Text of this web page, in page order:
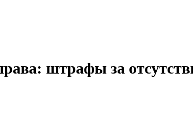
штрафы за